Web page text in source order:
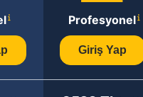
Profesyonel
Giriş Yap